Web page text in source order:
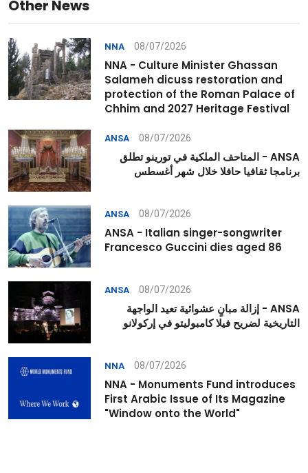
Other News
NNA 08/07/2026
NNA - Culture Minister Ghassan
Salameh dicuss restoration and
protection of the Roman Palace of
Chhim and 2027 Heritage Festival
ANSA 08/07/2026
ANSA - المتاحف الملكية في تورينو تطلق
برنامجا ثقافيا حافلا خلال شهر أغسطس
ANSA 08/07/2026
ANSA - Italian singer-songwriter
Francesco Guccini dies aged 86
ANSA 08/07/2026
ANSA - إزالة مبانٍ عشوائية تعيد الواجهة
التاريخية لضريح فيلا كامبوليتو في إركولانو
NNA 08/07/2026
NNA - Monuments Fund introduces
First Arabic Issue of Its Magazine
"Window onto the World"